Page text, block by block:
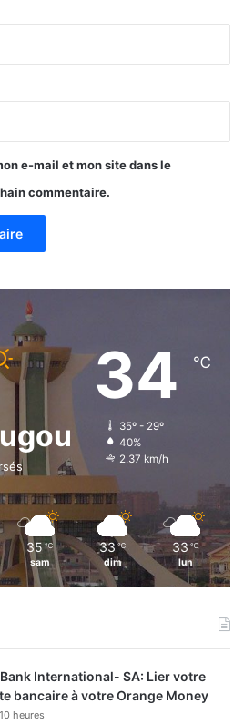
e-mail et mon site dans le
commentaire.
34 ℃
35º - 29º
40%
2.37 km/h
35 ℃
sam
33 ℃
dim
33 ℃
lun
International- SA: Lier votre
bancaire à votre Orange Money
heures